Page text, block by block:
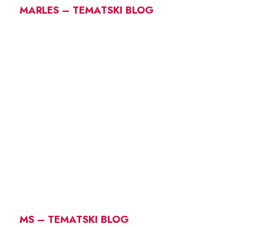
MARLES – TEMATSKI BLOG
MS – TEMATSKI BLOG